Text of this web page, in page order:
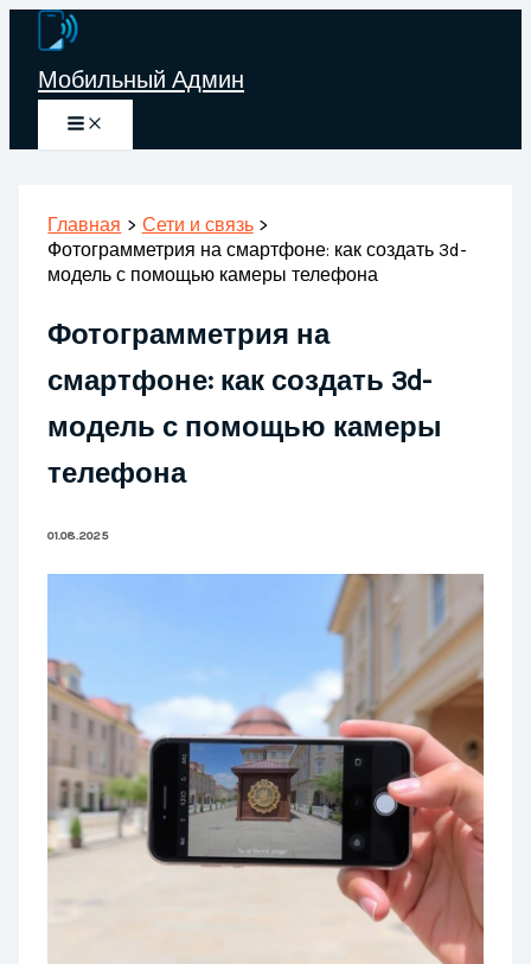
Перейти
содержимому
Мобильный Админ
Главная
Сети и связь
Фотограмметрия на смартфоне: как создать 3d-
модель с помощью камеры телефона
Фотограмметрия на
смартфоне: как создать 3d-
модель с помощью камеры
телефона
01.08.2025